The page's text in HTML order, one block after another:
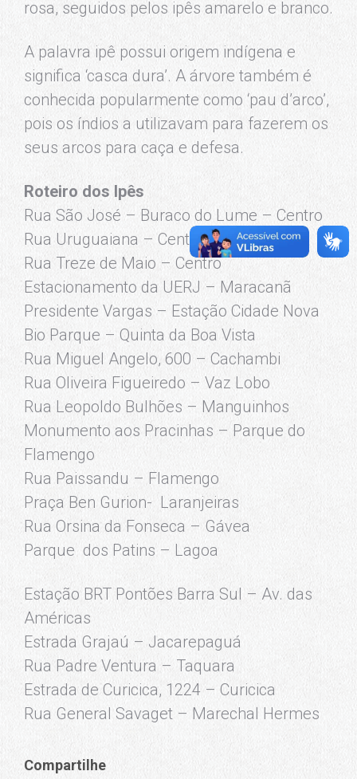
rosa, seguidos pelos ipês amarelo e branco.
A palavra ipê possui origem indígena e
significa ‘casca dura’. A árvore também é
conhecida popularmente como ‘pau d’arco’,
pois os índios a utilizavam para fazerem os
seus arcos para caça e defesa.
Roteiro dos Ipês
Rua São José – Buraco do Lume – Centro
Rua Uruguaiana – Centro
Rua Treze de Maio – Centro
Estacionamento da UERJ – Maracanã
Presidente Vargas – Estação Cidade Nova
Bio Parque – Quinta da Boa Vista
Rua Miguel Angelo, 600 – Cachambi
Rua Oliveira Figueiredo – Vaz Lobo
Rua Leopoldo Bulhões – Manguinhos
Monumento aos Pracinhas – Parque do
Flamengo
Rua Paissandu – Flamengo
Praça Ben Gurion- Laranjeiras
Rua Orsina da Fonseca – Gávea
Parque dos Patins – Lagoa
Estação BRT Pontões Barra Sul – Av. das
Américas
Estrada Grajaú – Jacarepaguá
Rua Padre Ventura – Taquara
Estrada de Curicica, 1224 – Curicica
Rua General Savaget – Marechal Hermes
Compartilhe